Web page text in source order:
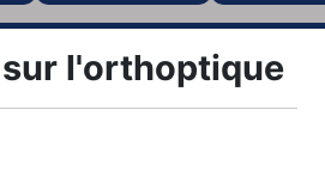
l'orthoptique